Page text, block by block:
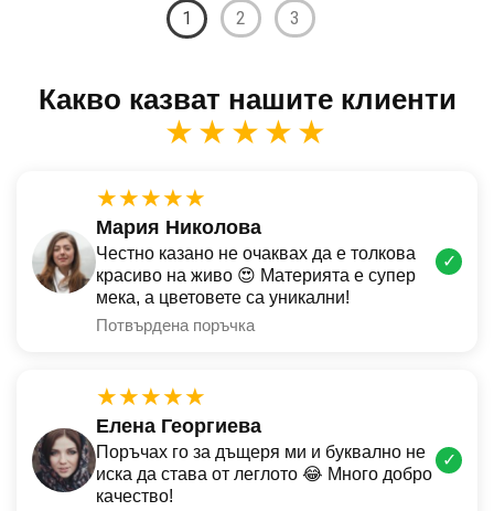
1 2 3
Какво казват нашите клиенти
★★★★★
★★★★★
Мария Николова
Честно казано не очаквах да е толкова
красиво на живо 😍 Материята е супер
мека, а цветовете са уникални!
Потвърдена поръчка
✓
★★★★★
Елена Георгиева
Поръчах го за дъщеря ми и буквално не
иска да става от леглото 😂 Много добро
качество!
✓